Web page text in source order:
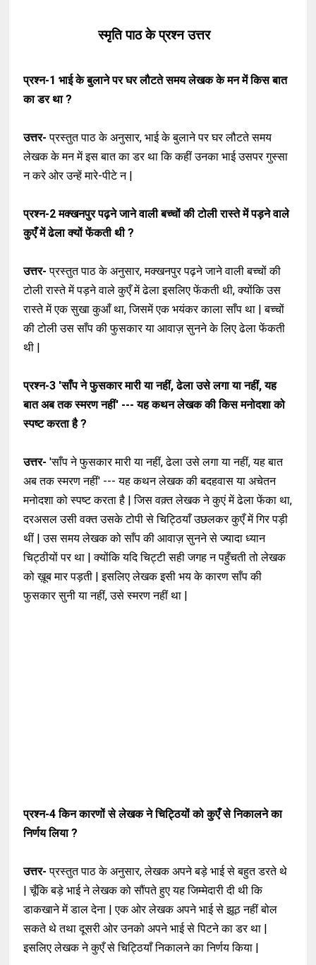
स्मृति पाठ के प्रश्न उत्तर
प्रश्न-1भाई के बुलाने पर घर लौटते समय लेखक के मन में किस बात
का डर था ?
उत्तर- प्रस्तुत पाठ के अनुसार, भाई के बुलाने पर घर लौटते समय
लेखक के मन में इस बात का डर था कि कहीं उनका भाई उसपर गुस्सा
न करे ओर उन्हें मारे-पीटे न |
प्रश्न-2मक्खनपुर पढ़ने जाने वाली बच्चों की टोली रास्ते में पड़ने वाले
कुएँ में ढेला क्यों फेंकती थी ?
उत्तर-प्रस्तुत पाठ के अनुसार, मक्खनपुर पढ़ने जाने वाली बच्चों की
टोली रास्ते में पड़ने वाले कुएँ में ढेला इसलिए फेंकती थी, क्योंकि उस
रास्ते में एक सुखा कुआँ था, जिसमें एक भयंकर काला साँप था | बच्चों
की टोली उस साँप की फुसकार या आवाज़ सुनने के लिए ढेला फेंकती
थी |
प्रश्न-3 'साँप ने फुसकार मारी या नहीं, ढेला उसे लगा या नहीं, यह
बात अब तक स्मरण नहीं' --- यह कथन लेखक की किस मनोदशा को
स्पष्ट करता है ?
उत्तर- 'साँप ने फुसकार मारी या नहीं, ढेला उसे लगा या नहीं, यह बात
अब तक स्मरण नहीं' --- यह कथन लेखक की बदहवास या अचेतन
मनोदशा को स्पष्ट करता है | जिस वक़्त लेखक ने कुएं में ढेला फेंका था,
दरअसल उसी वक्त उसके टोपी से चिट्ठियाँ उछलकर कुएँ में गिर पड़ी
थीं | उस समय लेखक को साँप की आवाज़ सुनने से ज्यादा ध्यान
चिट्ठीयों पर था | क्योंकि यदि चिट्टी सही जगह न पहुँचती तो लेखक
को ख़ूब मार पड़ती | इसलिए लेखक इसी भय के कारण साँप की
फुसकार सुनी या नहीं, उसे स्मरण नहीं था |
प्रश्न-4किन कारणों से लेखक ने चिट्ठियों को कुएँ से निकालने का
निर्णय लिया ?
उत्तर- प्रस्तुत पाठ के अनुसार, लेखक अपने बड़े भाई से बहुत डरते थे
| चूँकि बड़े भाई ने लेखक को सौंपते हुए यह जिम्मेदारी दी थी कि
डाकखाने में डाल देना | एक ओर लेखक अपने भाई से झूठ नहीं बोल
सकते थे तथा दूसरी ओर उनको अपने भाई सेपिटने का डर था |
इसलिए लेखक ने कुएँ से चिट्ठियाँ निकालने का निर्णय किया |